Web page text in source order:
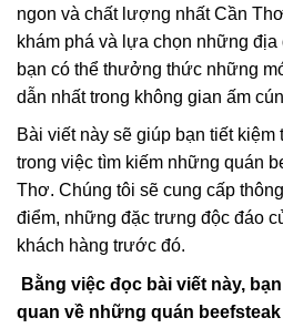
ngon và chất lượng nhất Cần
khám phá và lựa chọn những
bạn có thể thưởng thức những
dẫn nhất trong không gian ấm
Bài viết này sẽ giúp bạn tiết
trong việc tìm kiếm những quán
Thơ. Chúng tôi sẽ cung cấp
điểm, những đặc trưng độc đáo
khách hàng trước đó.
Bằng việc đọc bài viết này,
quan về những quán